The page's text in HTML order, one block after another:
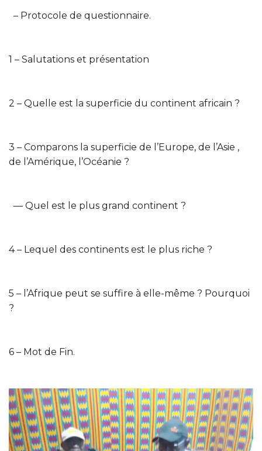
– Protocole de questionnaire.
1 – Salutations et présentation
2 – Quelle est la superficie du continent africain ?
3 – Comparons la superficie de l’Europe, de l’Asie ,
de l’Amérique, l’Océanie ?
— Quel est le plus grand continent ?
4 – Lequel des continents est le plus riche ?
5 – l’Afrique peut se suffire à elle-même ? Pourquoi
?
6 – Mot de Fin.